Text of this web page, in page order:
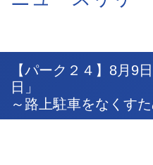
【パーク２４】8月9
日」
～路上駐車をなくす